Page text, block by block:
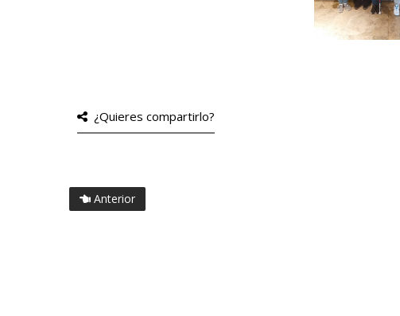
¿Quieres compartirlo?
Anterior